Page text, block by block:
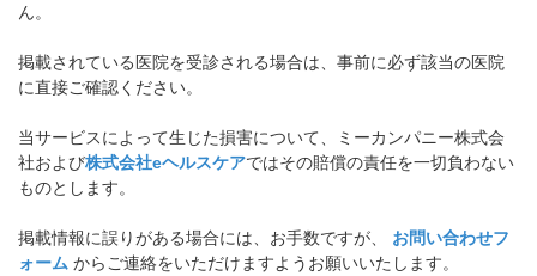
ん。
掲載されている医院を受診される場合は、事前に必ず該当の医院
に直接ご確認ください。
当サービスによって生じた損害について、ミーカンパニー株式会
社および株式会社eヘルスケアではその賠償の責任を一切負わない
ものとします。
掲載情報に誤りがある場合には、お手数ですが、
お問い合わせフ
ォーム からご連絡をいただけますようお願いいたします。